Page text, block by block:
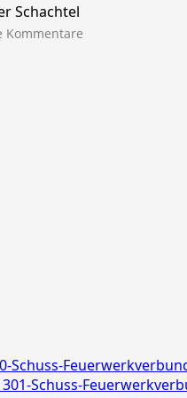
Schachtel
Kommentare
Schuss-
Schuss-